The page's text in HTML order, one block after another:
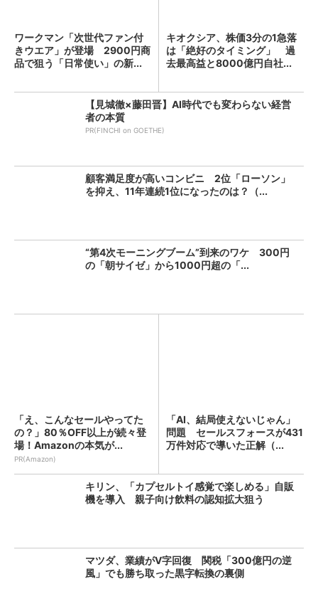
ワークマン「次世代ファン付
きウエア」が登場 2900円商
品で狙う「日常使い」の新...
キオクシア、株価3分の1急落
は「絶好のタイミング」 過
去最高益と8000億円自社...
【見城徹×藤田晋】AI時代でも変わらない経営
者の本質
PR(FINCHI on GOETHE)
顧客満足度が高いコンビニ 2位「ローソン」
を抑え、11年連続1位になったのは？（...
“第4次モーニングブーム”到来のワケ 300円
の「朝サイゼ」から1000円超の「...
「え、こんなセールやってた
の？」80％OFF以上が続々登
場！Amazonの本気が...
PR(Amazon)
「AI、結局使えないじゃん」
問題 セールスフォースが431
万件対応で導いた正解（...
キリン、「カプセルトイ感覚で楽しめる」自販
機を導入 親子向け飲料の認知拡大狙う
マツダ、業績がV字回復 関税「300億円の逆
風」でも勝ち取った黒字転換の裏側